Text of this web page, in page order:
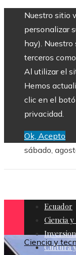
Nuestro sitio
personalizar
hay).
terceros
Al utilizar el
Hemos
clic en el
privacidad.
Ok, Acepto
sábado,
Ecuador
Ciencia
Cultura
Ciencia y